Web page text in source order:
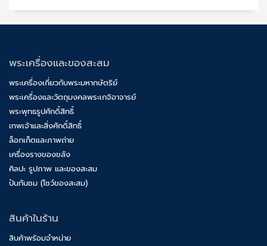
พระเครื่องและของสะสม
พระเครื่องเกี่ยวกับพระมหากษัตริย์
พระเครื่องและวัตถุมงคลพระเกจิอาจารย์
พระพุทธรูปศักดิ์สิทธิ์
เทพเจ้าและสิ่งศักดิ์สิทธิ์
ล็อกเก็ตและภาพถ่าย
เครื่องรางของขลัง
ศิลปะ รูปภาพ และของสะสม
ปันกันชม (โชว์ของสะสม)
สินค้าในร้าน
สินค้าพร้อมจำหน่าย